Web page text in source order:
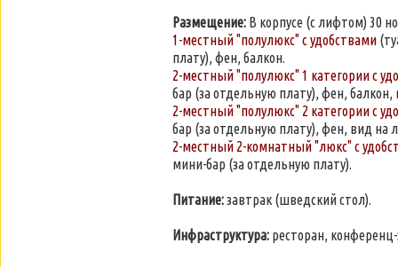
Размещение: В корпусе (с лифтом) 30
1-местный "полулюкс" с удобствами
плату), фен, балкон.
2-местный "полулюкс" 1 категории с
бар (за отдельную плату), фен, балкон,
2-местный "полулюкс" 2 категории с
бар (за отдельную плату), фен, вид на
2-местный 2-комнатный "люкс" с
мини-бар (за отдельную плату).
Питание:завтрак (шведский стол).
Инфраструктура: ресторан,